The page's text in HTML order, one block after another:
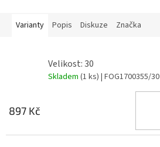
Varianty Popis Diskuze Značka
Velikost: 30
Skladem (1 ks) | FOG1700355/30
897 Kč